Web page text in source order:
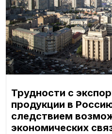
Трудности с
продукции в
следствием
экономических